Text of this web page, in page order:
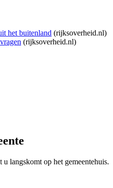
het buitenland (rijksoverheid.nl)
(rijksoverheid.nl)
langskomt op het gemeentehuis.